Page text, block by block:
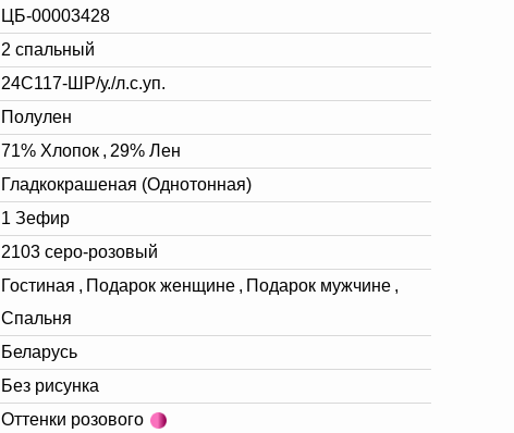
ЦБ-00003428
2 спальный
24С117-ШР/у./л.с.уп.
Полулен
71% Хлопок , 29% Лен
Гладкокрашеная (Однотонная)
1 Зефир
2103 серо-розовый
Гостиная , Подарок женщине , Подарок мужчине ,
Спальня
Беларусь
Без рисунка
Оттенки розового